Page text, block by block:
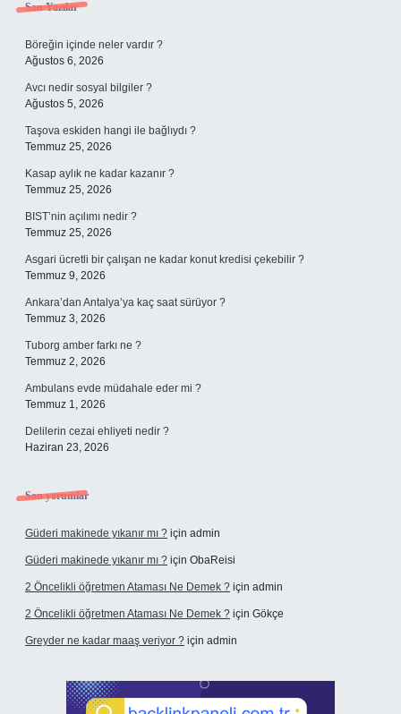
Sidebar
Son Yazılar
Böreğin içinde neler vardır ?
Ağustos 6, 2026
Avcı nedir sosyal bilgiler ?
Ağustos 5, 2026
Taşova eskiden hangi ile bağlıydı ?
Temmuz 25, 2026
Kasap aylık ne kadar kazanır ?
Temmuz 25, 2026
BIST’nin açılımı nedir ?
Temmuz 25, 2026
Asgari ücretli bir çalışan ne kadar konut kredisi çekebilir ?
Temmuz 9, 2026
Ankara’dan Antalya’ya kaç saat sürüyor ?
Temmuz 3, 2026
Tuborg amber farkı ne ?
Temmuz 2, 2026
Ambulans evde müdahale eder mi ?
Temmuz 1, 2026
Delilerin cezai ehliyeti nedir ?
Haziran 23, 2026
Son yorumlar
Güderi makinede yıkanır mı ? için admin
Güderi makinede yıkanır mı ? için ObaReisi
2 Öncelikli öğretmen Ataması Ne Demek ? için admin
2 Öncelikli öğretmen Ataması Ne Demek ? için Gökçe
Greyder ne kadar maaş veriyor ? için admin